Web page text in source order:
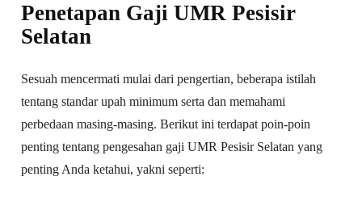
Penetapan Gaji UMR Pesisir
Selatan
Sesuah mencermati mulai dari pengertian, beberapa istilah
tentang standar upah minimum serta dan memahami
perbedaan masing-masing. Berikut ini terdapat poin-poin
penting tentang pengesahan gaji UMR Pesisir Selatan yang
penting Anda ketahui, yakni seperti: